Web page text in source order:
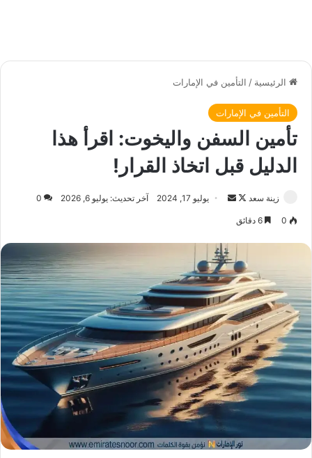
الرئيسية / التأمين في الإمارات
التأمين في الإمارات
تأمين السفن واليخوت: اقرأ هذا
الدليل قبل اتخاذ القرار!
زينة سعد
ت
ع
ل
ى
X
ل
ب
ر
ي
د
إ
ل
ك
ت
و
ن
يوليو 17, 2024 آخر تحديث: يوليو 6, 2026 0
0